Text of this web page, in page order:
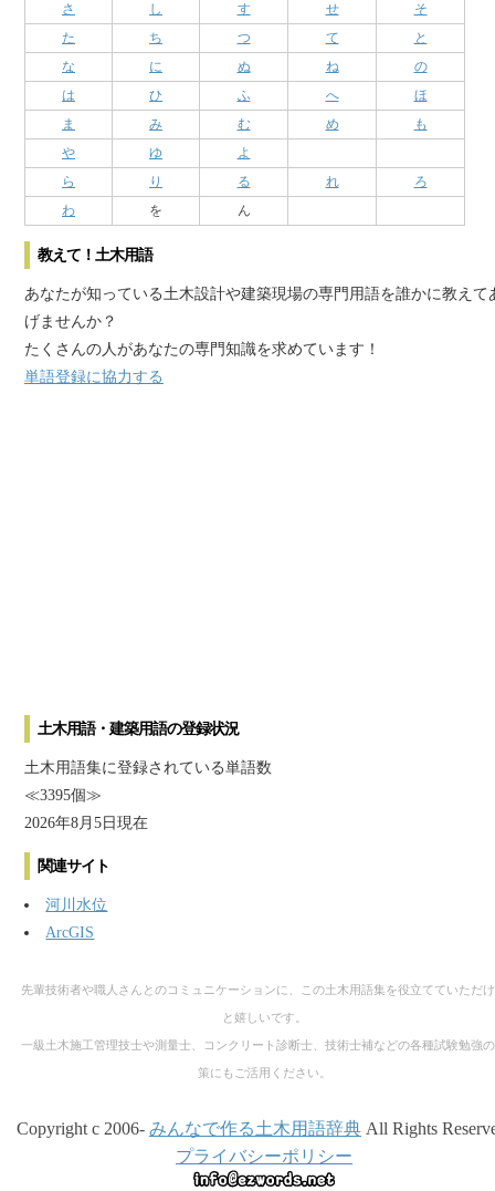
さ
し す せ
そ
た
ち つ て
と
な
に ぬ ね
の
は
ひ ふ へ
ほ
ま
み む め
も
や
ゆ
よ
ら
り る れ
ろ
わ
を ん
教えて！土木用語
あなたが知っている土木設計や建築現場の専門用語を誰かに教えて
げませんか？
たくさんの人があなたの専門知識を求めています！
単語登録に協力する
土木用語・建築用語の登録状況
土木用語集に登録されている単語数
≪3395個≫
2026年8月5日現在
関連サイト
河川水位
ArcGIS
先輩技術者や職人さんとのコミュニケーションに、この土木用語集を役立てていただ
と嬉しいです。
一級土木施工管理技士や測量士、コンクリート診断士、技術士補などの各種試験勉強
策にもご活用ください。
Copyright c 2006- みんなで作る土木用語辞典 All Rights
プライバシーポリシー